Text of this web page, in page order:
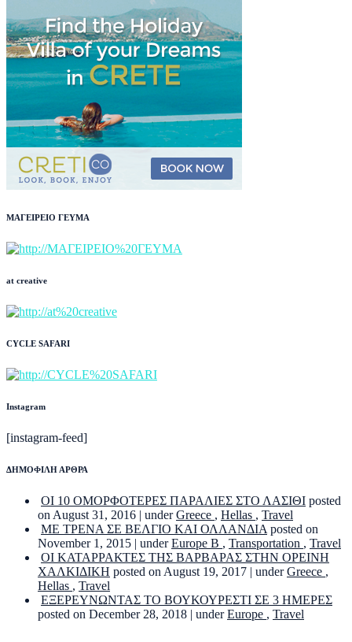
ΜΑΓΕΙΡΕΙΟ ΓΕΥΜΑ
at creative
CYCLE SAFARI
Instagram
[instagram-feed]
ΔΗΜΟΦΙΛΗ ΑΡΘΡΑ
ΟΙ 10 ΟΜΟΡΦΟΤΕΡΕΣ ΠΑΡΑΛΙΕΣ ΣΤΟ ΛΑΣΙΘΙ posted
on August 31, 2016 | underGreece , Hellas , Travel
ΜΕ ΤΡΕΝΑ ΣΕ ΒΕΛΓΙΟ ΚΑΙ ΟΛΛΑΝΔΙΑ posted on
November 1, 2015 | underEurope B , Transportation , Travel
ΟΙ ΚΑΤΑΡΡΑΚΤΕΣ ΤΗΣ ΒΑΡΒΑΡΑΣ ΣΤΗΝ ΟΡΕΙΝΗ
ΧΑΛΚΙΔΙΚΗ posted on August 19, 2017 | underGreece ,
Hellas , Travel
ΕΞΕΡΕΥΝΩΝΤΑΣ ΤΟ ΒΟΥΚΟΥΡΕΣΤΙ ΣΕ 3 ΗΜΕΡΕΣ
posted on December 28, 2018 | underEurope , Travel